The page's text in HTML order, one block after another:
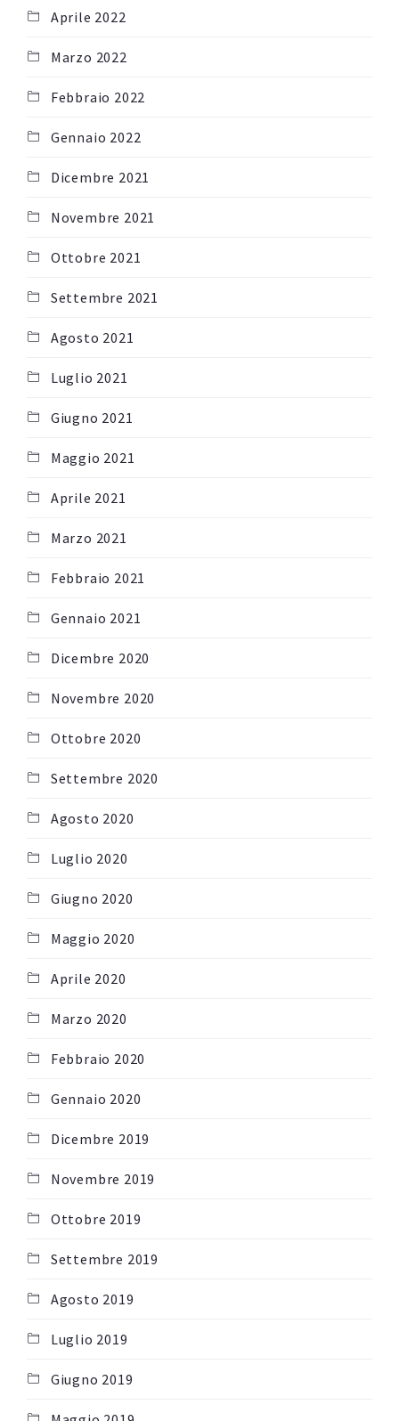
Aprile 2022
Marzo 2022
Febbraio 2022
Gennaio 2022
Dicembre 2021
Novembre 2021
Ottobre 2021
Settembre 2021
Agosto 2021
Luglio 2021
Giugno 2021
Maggio 2021
Aprile 2021
Marzo 2021
Febbraio 2021
Gennaio 2021
Dicembre 2020
Novembre 2020
Ottobre 2020
Settembre 2020
Agosto 2020
Luglio 2020
Giugno 2020
Maggio 2020
Aprile 2020
Marzo 2020
Febbraio 2020
Gennaio 2020
Dicembre 2019
Novembre 2019
Ottobre 2019
Settembre 2019
Agosto 2019
Luglio 2019
Giugno 2019